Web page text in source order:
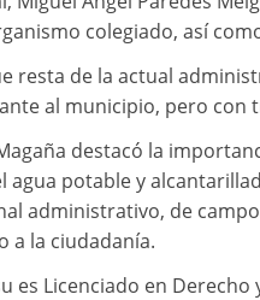
colegiado, así
resta de la actual
al municipio, pero con
destacó la
agua potable y
administrativo, de
a la ciudadanía.
es Licenciado en